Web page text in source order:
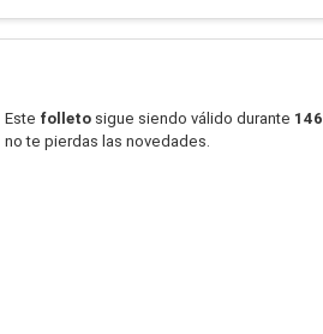
Este folleto sigue siendo válido durante 146
no te pierdas las novedades.